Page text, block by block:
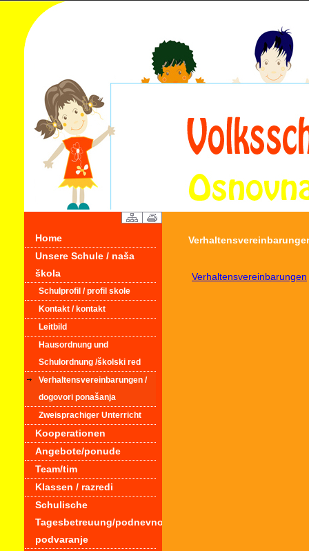
Home
Unsere Schule / naša
škola
Schulprofil / profil skole
Kontakt / kontakt
Leitbild
Hausordnung und
Schulordnung /školski red
Verhaltensvereinbarungen /
dogovori ponašanja
Zweisprachiger Unterricht
Kooperationen
Angebote/ponude
Team/tim
Klassen / razredi
Schulische
Tagesbetreuung/podnevno
podvaranje
Verhaltensvereinbarungen